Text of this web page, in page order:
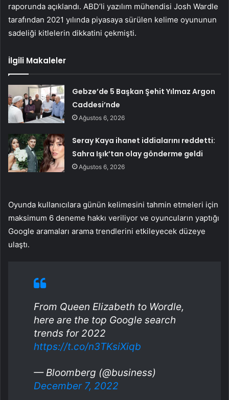
raporunda açıklandı. ABD’li yazılım mühendisi Josh Wardle
tarafından 2021 yılında piyasaya sürülen kelime oyununun
sadeliği kitlelerin dikkatini çekmişti.
İlgili Makaleler
Gebze’de 5 Başkan Şehit Yılmaz Argon
Caddesi’nde
Ağustos 6, 2026
Seray Kaya ihanet iddialarını reddetti:
Sahra Işık’tan olay gönderme geldi
Ağustos 6, 2026
Oyunda kullanıcılara günün kelimesini tahmin etmeleri için
maksimum 6 deneme hakkı veriliyor ve oyuncuların yaptığı
Google aramaları arama trendlerini etkileyecek düzeye
ulaştı.
From Queen Elizabeth to Wordle,
here are the top Google search
trends for 2022
https://t.co/n3TKsiXiqb
— Bloomberg (@business)
December 7, 2022